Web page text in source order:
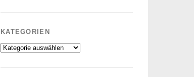
KATEGORIEN
Kategorien